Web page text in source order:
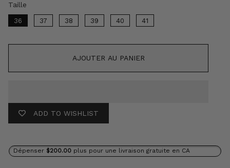
Taille
36 37 38 39 40 41
AJOUTER AU PANIER
ADD TO WISHLIST
Dépenser $200.00 plus pour une livraison gratuite en CA